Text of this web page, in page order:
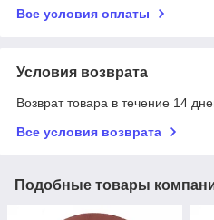
Все условия оплаты
Условия возврата
Возврат товара в течение 14
Все условия возврата
Подобные товары